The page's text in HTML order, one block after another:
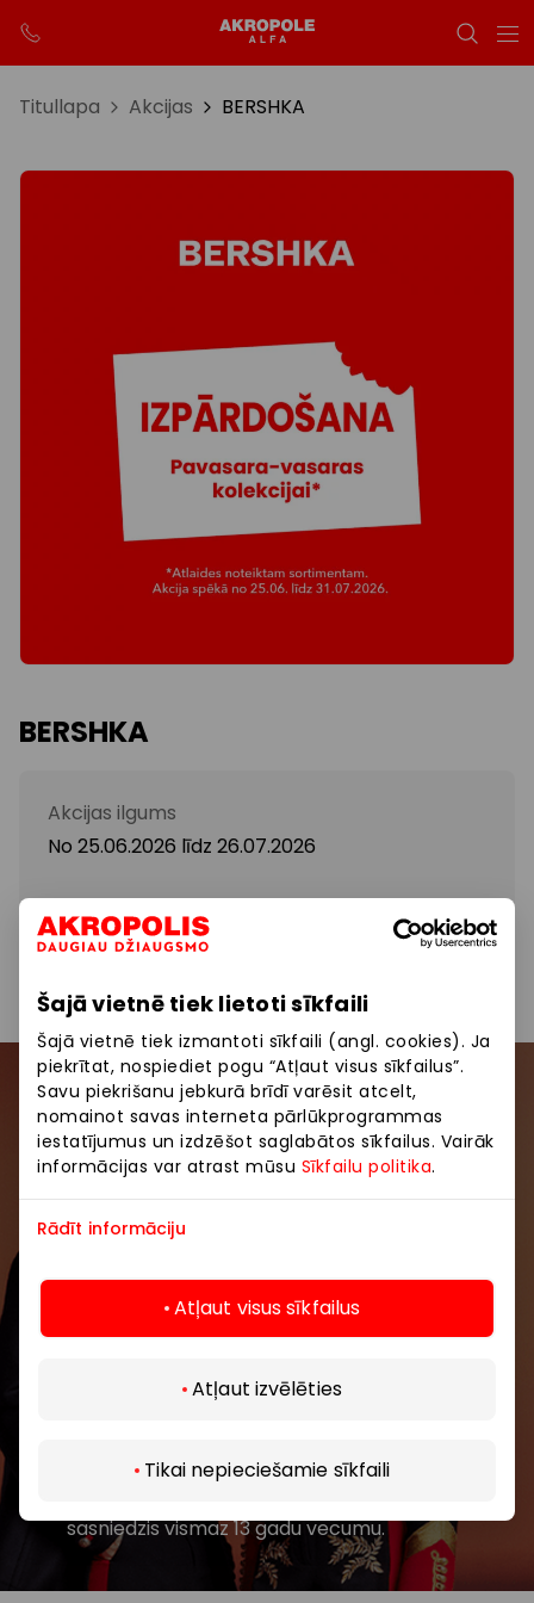
Šajā vietnē tiek lietoti sīkfaili
Šajā vietnē tiek izmantoti sīkfaili (angl. cookies). Ja
piekrītat, nospiediet pogu “Atļaut visus sīkfailus”.
Savu piekrišanu jebkurā brīdī varēsit atcelt,
nomainot savas interneta pārlūkprogrammas
iestatījumus un izdzēšot saglabātos sīkfailus. Vairāk
informācijas var atrast mūsu Sīkfailu politika.
Rādīt informāciju
Atļaut visus sīkfailus
Atļaut izvēlēties
Tikai nepieciešamie sīkfaili
Titullapa Akcijas BERSHKA
BERSHKA
Akcijas ilgums
No 25.06.2026 līdz 26.07.2026
IZPĀRDOŠANA. Atlaides pavasara-vasaras kolekcijai.
Pievienojieties mūsu kopienai
Uzzini pirmais par labākajiem piedāvājumiem,
izklaides centros “AKROPOLE Alfa” un “AKROPOLE
sasniedzis vismaz 13 gadu vecumu.